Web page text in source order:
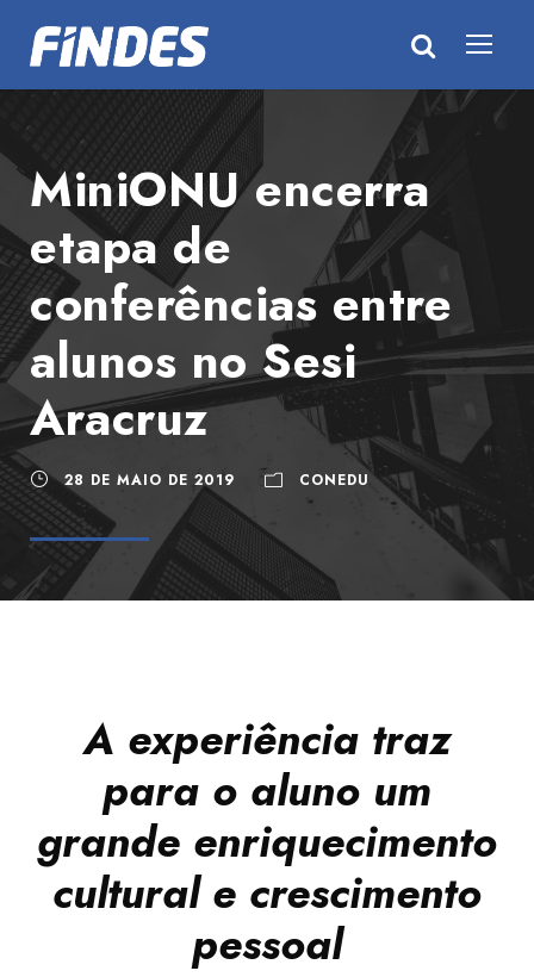
MiniONU encerra
etapa de
conferências entre
alunos no Sesi
Aracruz
28 DE MAIO DE 2019 CONEDU
A experiência traz
para o aluno um
grande enriquecimento
cultural e crescimento
pessoal